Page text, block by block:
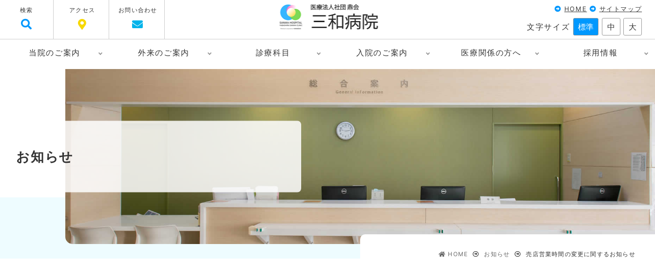
検索 アクセス お問い合わせ HOME サイトマップ
文字サイズ 標準 中 大
当院のご案内 外来のご案内 診療科目 入院のご案内 医療関係の方へ 採用情報
お知らせ
HOME お知らせ 売店営業時間の変更に関するお知らせ